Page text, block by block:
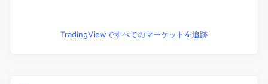
TradingViewですべてのマーケットを追跡